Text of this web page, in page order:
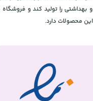
بهداشتی را تولید کند و
محصولات دارد.